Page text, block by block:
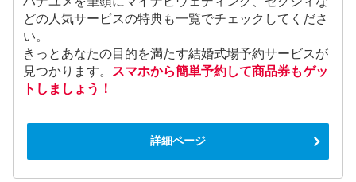
どの人気サービスの特典も一覧でチェックしてくださ
い。
きっとあなたの目的を満たす結婚式場予約サービスが
見つかります。 スマホから簡単予約して商品券もゲッ
トしましょう！
詳細ページ